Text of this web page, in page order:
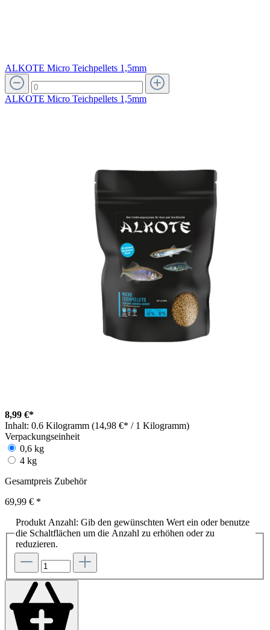
ALKOTE Micro Teichpellets 1,5mm
ALKOTE Micro Teichpellets 1,5mm
8,99 €*
Inhalt: 0.6 Kilogramm (14,98 €* / 1 Kilogramm)
Verpackungseinheit
0,6 kg
4 kg
Gesamtpreis Zubehör
69,99 € *
Produkt Anzahl: Gib den gewünschten Wert ein oder benutze
die Schaltflächen um die Anzahl zu erhöhen oder zu
reduzieren.